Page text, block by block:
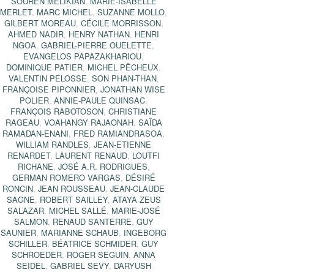
MERLET, MARC MICHEL ,SUZANNE MOLLO,
GILBERT MOREAU, CÉCILE MORRISSON,
AHMED NADIR, HENRY NATHAN, HENRI
NGOA,GABRIEL-PIERRE OUELETTE,
EVANGELOS PAPAZAKHARIOU,
DOMINIQUE PATIER, MICHEL PÊCHEUX,
VALENTIN PELOSSE, SON PHAN-THAN,
FRANÇOISE PIPONNIER, JONATHAN WISE
POLIER,ANNIE-PAULE QUINSAC,
FRANÇOIS RABOTOSON,CHRISTIANE
RAGEAU, VOAHANGY RAJAONAH, SAÏDA
RAMADAN-ENANI, FRED RAMIANDRASOA,
WILLIAM RANDLES,JEAN-ETIENNE
RENARDET, LAURENT RENAUD, LOUTFI
RICHANE, JOSÉ A.R. RODRIGUES,
GERMAN ROMERO VARGAS, DÉSIRÉ
RONCIN,JEAN ROUSSEAU,JEAN-CLAUDE
SAGNE, ROBERT SAILLEY, ATAYA ZEUS
SALAZAR, MICHEL SALLÉ, MARIE-JOSÉ
SALMON, RENAUD SANTERRE, GUY
SAUNIER, MARIANNE SCHAUB, INGEBORG
SCHILLER, BÉATRICE SCHMIDER,GUY
SCHROEDER, ROGER SEGUIN,ANNA
SEIDEL , GABRIEL SEVY, DARYUSH